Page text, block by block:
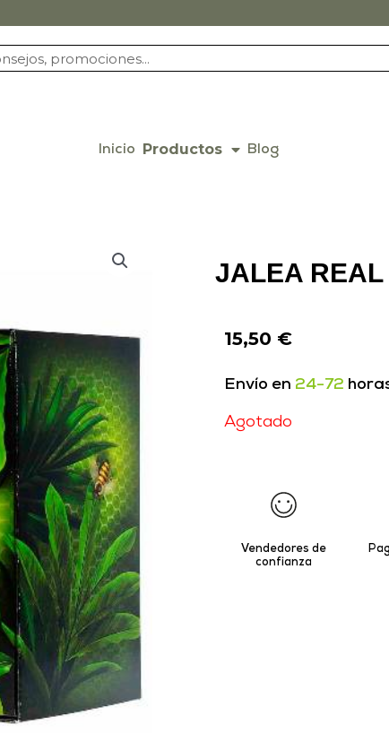
Inicio Productos Blog
JALEA REAL
15,50 €
Envío en 24-72
Agotado
Vendedores de
confianza